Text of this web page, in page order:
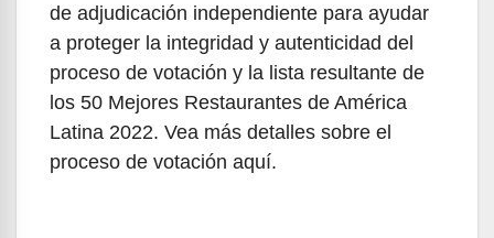
de adjudicación independiente para ayudar
a proteger la integridad y autenticidad del
proceso de votación y la lista resultante de
los 50 Mejores Restaurantes de América
Latina 2022. Vea más detalles sobre el
proceso de votación aquí.